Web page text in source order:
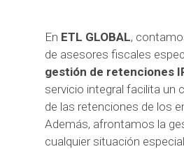
En ETL GLOBAL,
de asesores fiscales
gestión de retenciones
servicio integral facilita un
de las retenciones de los
Además, afrontamos la
cualquier situación